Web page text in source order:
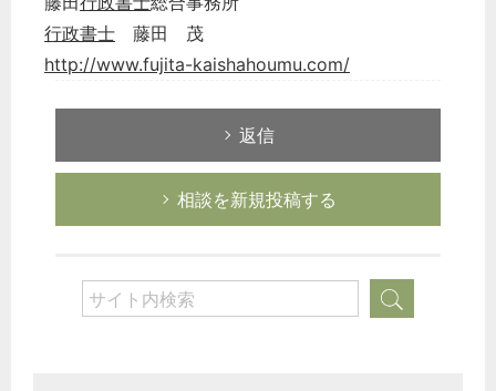
行政書士 藤田 茂
http://www.fujita-kaishahoumu.com/
返信
相談を新規投稿する